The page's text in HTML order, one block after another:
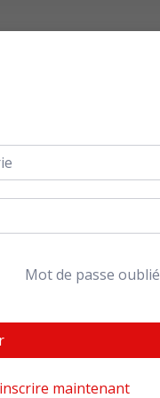
Mot de passe
maintenant